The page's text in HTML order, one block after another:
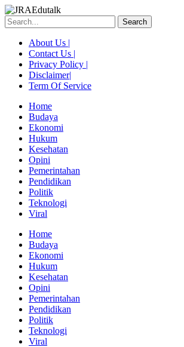
Skip
to
content
Search
About Us |
Contact Us |
Privacy Policy |
Disclaimer|
Term Of Service
Home
Budaya
Ekonomi
Hukum
Kesehatan
Opini
Pemerintahan
Pendidikan
Politik
Teknologi
Viral
Menu
Home
Budaya
Ekonomi
Hukum
Kesehatan
Opini
Pemerintahan
Pendidikan
Politik
Teknologi
Viral